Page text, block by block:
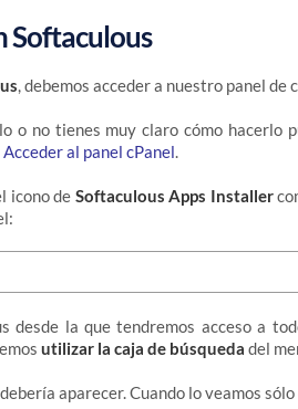
Softaculous
, debemos acceder a nuestro panel de
o no tienes muy claro cómo hacerlo
Acceder al panel cPanel.
icono de Softaculous Apps Installer
desde la que tendremos acceso a
utilizar la caja de búsqueda del
aparecer. Cuando lo veamos